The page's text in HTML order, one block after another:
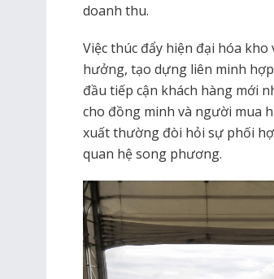
doanh thu.
Việc thúc đẩy hiện đại hóa
hưởng, tạo dựng liên minh
đầu tiếp cận khách hàng mới
cho đồng minh và người mua
xuất thường đòi hỏi sự phối
quan hệ song phương.